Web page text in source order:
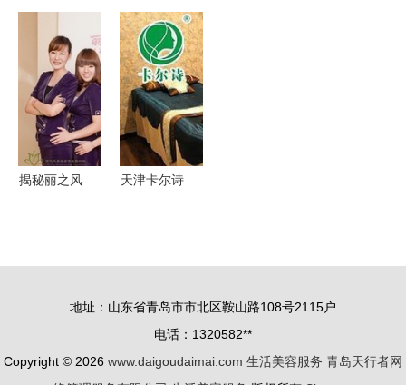
Lumenis
Beity品牌
亮相美博会
专业医疗服
务与生活美
容的融合之
美学与专业
服务的优雅
融合
揭秘丽之风
天津卡尔诗
式
地址：山东省青岛市市北区鞍山路108号2115户
电话：1320582**
Copyright © 2026 www.daigoudaimai.com 生活美容服务 青岛天行者网